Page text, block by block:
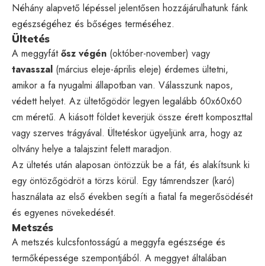
Néhány alapvető lépéssel jelentősen hozzájárulhatunk fánk
egészségéhez és bőséges terméséhez.
Ültetés
A meggyfátősz végén (október-november) vagy
tavasszal (március eleje-április eleje) érdemes ültetni,
amikor a fa nyugalmi állapotban van. Válasszunk napos,
védett helyet. Az ültetőgödör legyen legalább 60x60x60
cm méretű. A kiásott földet keverjük össze érett komposzttal
vagy szerves trágyával. Ültetéskor ügyeljünk arra, hogy az
oltvány helye a talajszint felett maradjon.
Az ültetés után alaposan öntözzük be a fát, és alakítsunk ki
egy öntözőgödröt a törzs körül. Egy támrendszer (karó)
használata az első években segíti a fiatal fa megerősödését
és egyenes növekedését.
Metszés
A metszés kulcsfontosságú a meggyfa egészsége és
termőképessége szempontjából. A meggyet általában